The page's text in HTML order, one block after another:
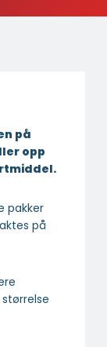
på
opp
pakker
på